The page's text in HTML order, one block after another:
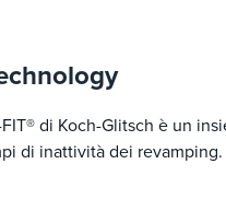
di Koch-Glitsch è un
di inattività dei revamping.